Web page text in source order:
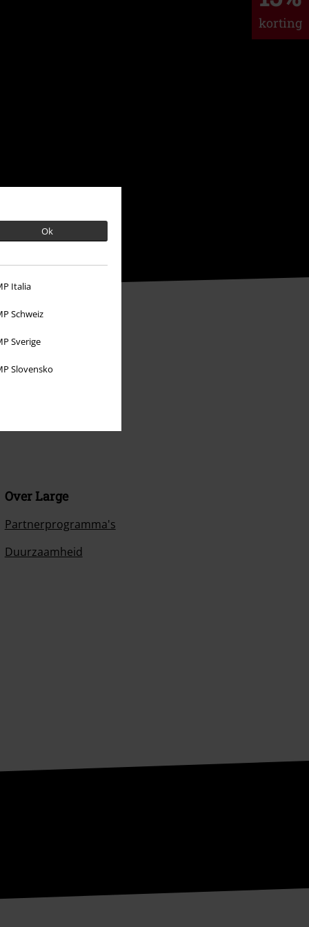
Ok
Italia
Schweiz
Sverige
Slovensko
korting
Over Large
Partnerprogramma's
Duurzaamheid